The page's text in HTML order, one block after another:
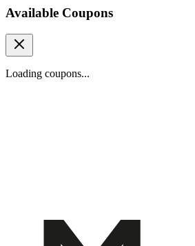
Available Coupons
Loading coupons...